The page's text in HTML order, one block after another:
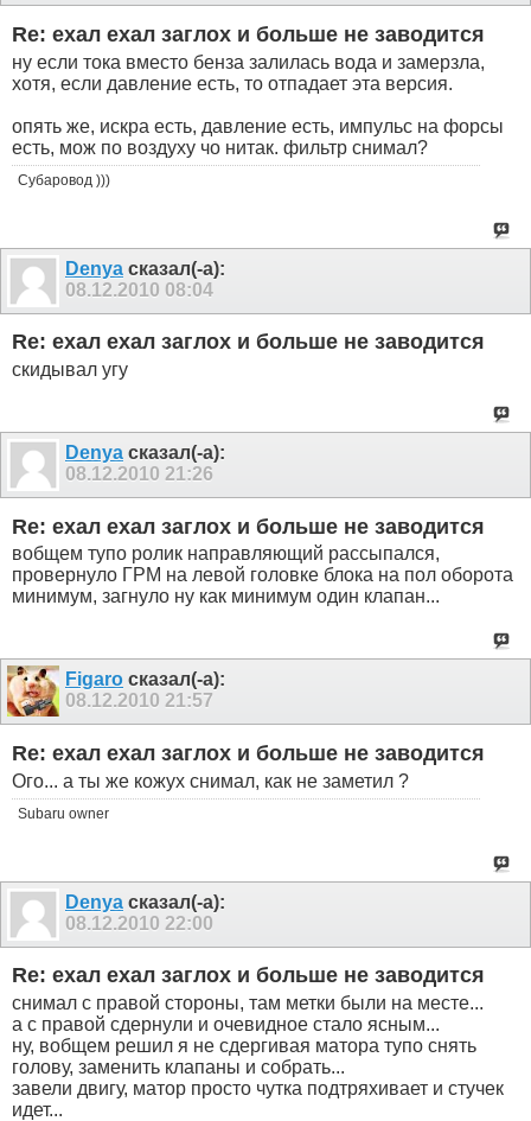
Re: ехал ехал заглох и больше не заводится
ну если тока вместо бенза залилась вода и замерзла,
хотя, если давление есть, то отпадает эта версия.
опять же, искра есть, давление есть, импульс на форсы
есть, мож по воздуху чо нитак. фильтр снимал?
Субаровод )))
Denya сказал(-а):
08.12.2010 08:04
Re: ехал ехал заглох и больше не заводится
скидывал угу
Denya сказал(-а):
08.12.2010 21:26
Re: ехал ехал заглох и больше не заводится
вобщем тупо ролик направляющий рассыпался,
провернуло ГРМ на левой головке блока на пол оборота
минимум, загнуло ну как минимум один клапан...
Figaro сказал(-а):
08.12.2010 21:57
Re: ехал ехал заглох и больше не заводится
Ого... а ты же кожух снимал, как не заметил ?
Subaru owner
Denya сказал(-а):
08.12.2010 22:00
Re: ехал ехал заглох и больше не заводится
снимал с правой стороны, там метки были на месте...
а с правой сдернули и очевидное стало ясным...
ну, вобщем решил я не сдергивая матора тупо снять
голову, заменить клапаны и собрать...
завели двигу, матор просто чутка подтряхивает и стучек
идет...